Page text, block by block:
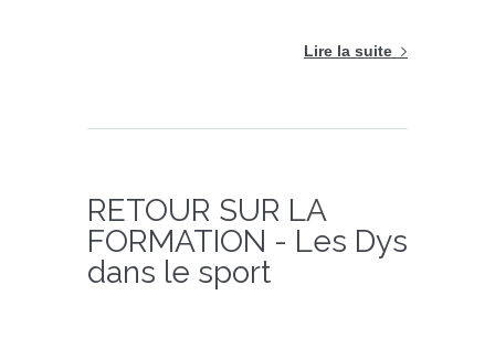
Lire la suite
RETOUR SUR LA
FORMATION - Les Dys
dans le sport